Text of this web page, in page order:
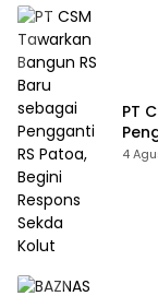
PT
4